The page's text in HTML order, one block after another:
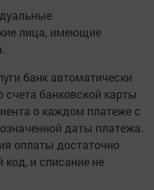
лица, имеющие
банк автоматически
счета банковской карты
о каждом платеже с
даты платежа.
оплаты достаточно
код, и списание не